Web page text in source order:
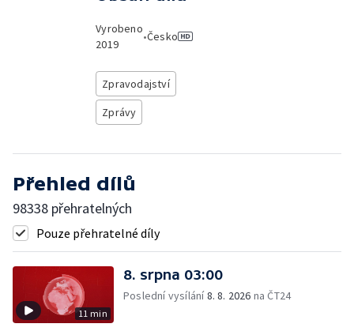
Vyrobeno
2019
•Česko
Zpravodajství
Zprávy
Přehled dílů
98338 přehratelných
Pouze přehratelné díly
11 min
8. srpna 03:00
Poslední vysílání8. 8. 2026 na ČT24